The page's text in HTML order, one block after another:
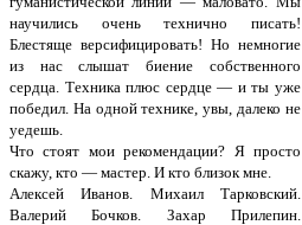
научились очень технично писать!
Блестяще версифицировать! Но немногие
из нас слышат биение собственного
сердца. Техника плюс сердце — и ты уже
победил. На одной технике, увы, далеко не
уедешь.
Что стоят мои рекомендации? Я просто
скажу, кто — мастер. И кто близок мне.
Алексей Иванов. Михаил Тарковский.
Валерий Бочков. Захар Прилепин.